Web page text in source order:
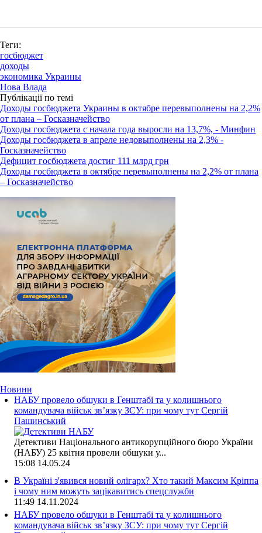
Теги:
госбюджет
доходы
экономика Украины
Нова Влада
Публікації по темі
Доходы госбюджета Украины в октябре перевыполнены на 2,2%
от плана – Госказначейство
Доходы госбюджета с начала года выросли на 13,7%, - Минфин
Доходы госбюджета в апреле недовыполнены на 2,3% -
Госказначейство
Дефицит госбюджета достиг 111 млрд грн
Доходы госбюджета в октябре перевыполнены на 2,2% от плана
– Госказначейство
Новини
НАБУ провело обшуки в Генштабі та у колишнього
командувача військ зв’язку ЗСУ: при чому тут Сергій
Пашинський
Детективи Національного антикорупційного бюро України
(НАБУ) 25 квітня провели обшуки у...
15:08 14.05.24
В Україні з'явився новий олігарх? Хто такий Максим Кріппа
і чому ним можуть зацікавитись спецслужби
11:49 14.11.2024
НАБУ провело обшуки в Генштабі та у колишнього
командувача військ зв’язку ЗСУ: при чому тут Сергій